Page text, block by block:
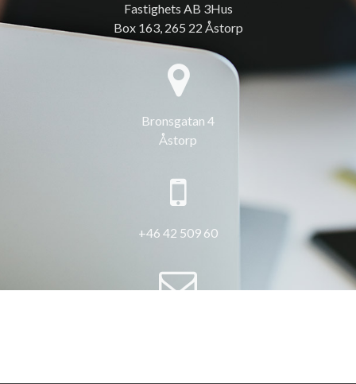
Fastighets AB 3Hus
Box 163, 265 22 Åstorp
Bronsgatan 4
Åstorp
+46 42 509 60